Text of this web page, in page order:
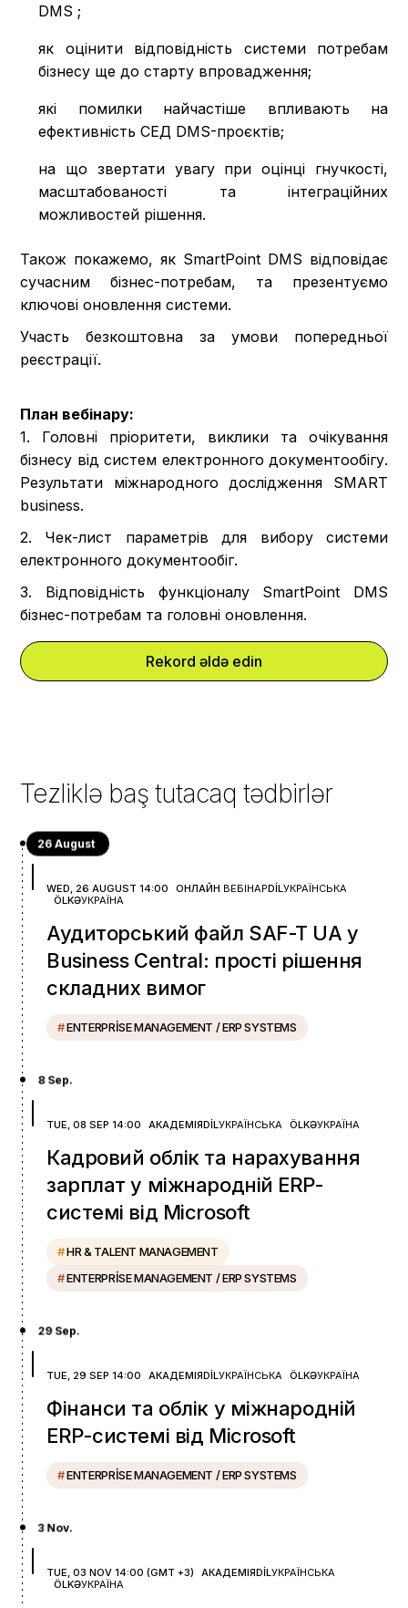
DMS ;
як оцінити відповідність системи потребам
бізнесу ще до старту впровадження;
які помилки найчастіше впливають на
ефективність СЕД DMS-проєктів;
на що звертати увагу при оцінці гнучкості,
масштабованості та інтеграційних
можливостей рішення.
Також покажемо, як SmartPoint DMS відповідає
сучасним бізнес-потребам, та презентуємо
ключові оновлення системи.
Участь безкоштовна за умови попередньої
реєстрації.
План вебінару:
1. Головні пріоритети, виклики та очікування
бізнесу від систем електронного документообігу.
Результати міжнародного дослідження SMART
business.
2. Чек-лист параметрів для вибору системи
електронного документообіг.
3. Відповідність функціоналу SmartPoint DMS
бізнес-потребам та головні оновлення.
Rekord əldə edin
Tezliklə baş tutacaq tədbirlər
26 August
WED, 26 AUGUST 14:00 ОНЛАЙН ВЕБІНАРDIL УКРАЇНСЬКА
ÖLKƏУКРАЇНА
Аудиторський файл SAF-T UA у
Business Central: прості рішення
складних вимог
#ENTERPRISE MANAGEMENT / ERP SYSTEMS
8 Sep.
TUE, 08 SEP 14:00 АКАДЕМІЯDIL УКРАЇНСЬКА ÖLKƏУКРАЇНА
Кадровий облік та нарахування
зарплат у міжнародній ERP-
системі від Microsoft
#HR & TALENT MANAGEMENT
#ENTERPRISE MANAGEMENT / ERP SYSTEMS
29 Sep.
TUE, 29 SEP 14:00 АКАДЕМІЯDIL УКРАЇНСЬКА ÖLKƏУКРАЇНА
Фінанси та облік у міжнародній
ERP-системі від Microsoft
#ENTERPRISE MANAGEMENT / ERP SYSTEMS
3 Nov.
TUE, 03 NOV 14:00 (GMT +3) АКАДЕМІЯDIL УКРАЇНСЬКА
ÖLKƏУКРАЇНА